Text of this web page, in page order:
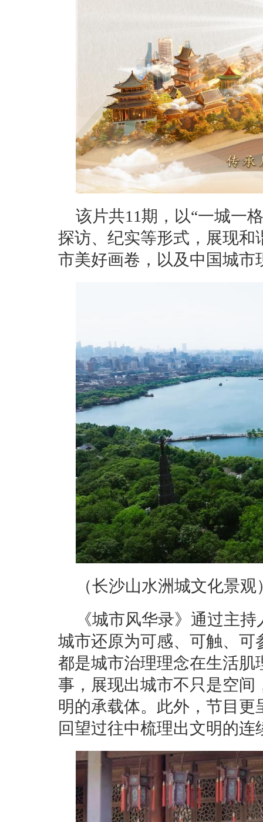
该片共11期，以“一城一
探访、纪实等形式，展现
市美好画卷，以及中国城市
（长沙山水洲城文化景观
《城市风华录》通过主
城市还原为可感、可触、
都是城市治理理念在生活
事，展现出城市不只是空
明的承载体。此外，节目更
回望过往中梳理出文明的